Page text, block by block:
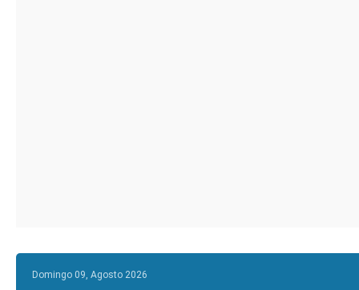
Domingo 09, Agosto 2026